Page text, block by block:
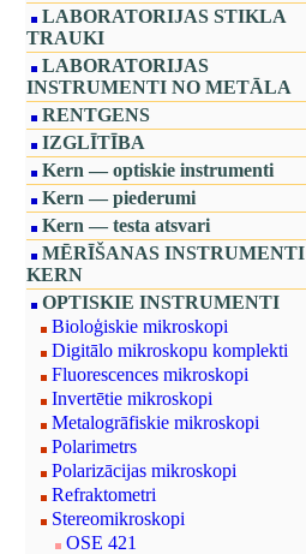
LABORATORIJAS STIKLA
TRAUKI
LABORATORIJAS
INSTRUMENTI NO METĀLA
RENTGENS
IZGLĪTĪBA
Kern — optiskie instrumenti
Kern — piederumi
Kern — testa atsvari
MĒRĪŠANAS INSTRUMENTI
KERN
OPTISKIE INSTRUMENTI
Bioloģiskie mikroskopi
Digitālo mikroskopu komplekti
Fluorescences mikroskopi
Invertētie mikroskopi
Metalogrāfiskie mikroskopi
Polarimetrs
Polarizācijas mikroskopi
Refraktometri
Stereomikroskopi
OSE 421